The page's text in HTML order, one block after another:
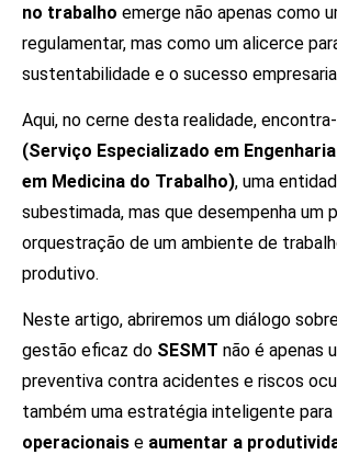
no trabalho emerge não apenas como
regulamentar, mas como um alicerce
sustentabilidade e o sucesso
Aqui, no cerne desta realidade,
(Serviço Especializado em
em Medicina do Trabalho), uma
subestimada, mas que desempenha um
orquestração de um ambiente de
produtivo.
Neste artigo, abriremos um diálogo
gestão eficaz do SESMT não é apenas
preventiva contra acidentes e riscos
também uma estratégia inteligente para
operacionais e aumentar a